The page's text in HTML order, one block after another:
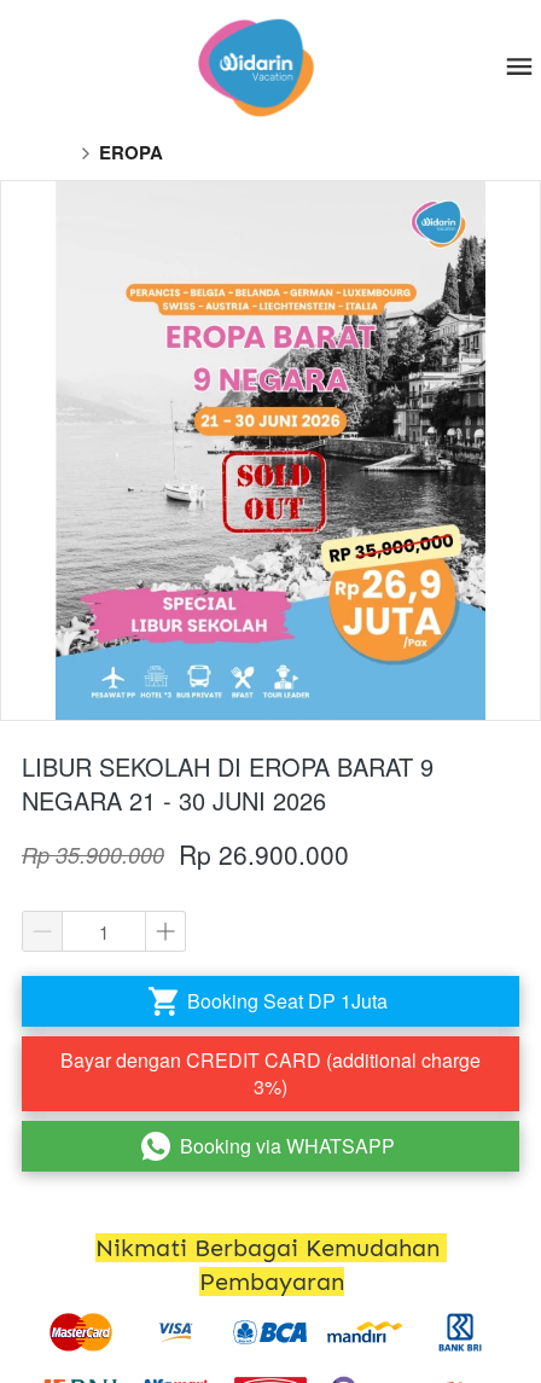
EROPA
LIBUR SEKOLAH DI EROPA BARAT 9
NEGARA 21 - 30 JUNI 2026
Rp 35.900.000 Rp 26.900.000
` Booking Seat DP 1Juta
Bayar dengan CREDIT CARD (additional charge
3%)
` Booking via WHATSAPP
Nikmati Berbagai Kemudahan
Pembayaran